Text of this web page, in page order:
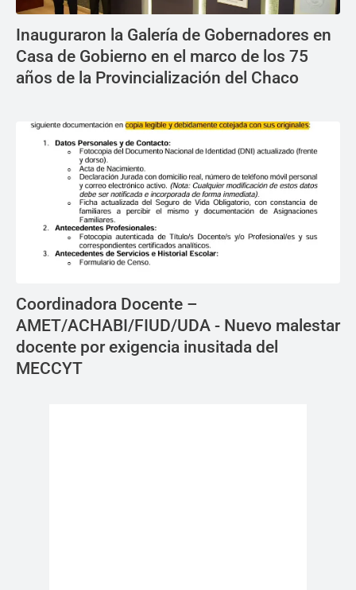
Inauguraron la Galería de Gobernadores en
Casa de Gobierno en el marco de los 75
años de la Provincialización del Chaco
Coordinadora Docente –
AMET/ACHABI/FIUD/UDA - Nuevo malestar
docente por exigencia inusitada del
MECCYT